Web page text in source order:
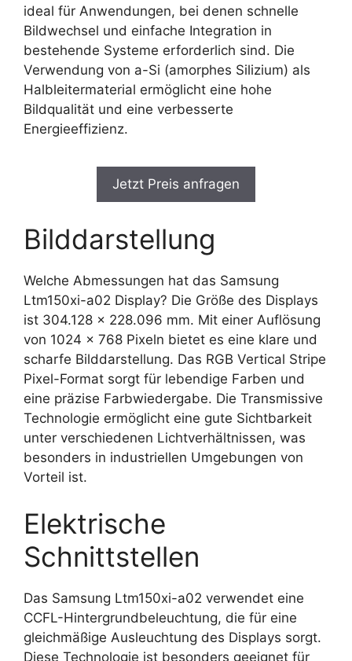
ideal für Anwendungen, bei denen schnelle
Bildwechsel und einfache Integration in
bestehende Systeme erforderlich sind. Die
Verwendung von a-Si (amorphes Silizium) als
Halbleitermaterial ermöglicht eine hohe
Bildqualität und eine verbesserte
Energieeffizienz.
Jetzt Preis anfragen
Bilddarstellung
Welche Abmessungen hat das Samsung
Ltm150xi-a02 Display? Die Größe des Displays
ist 304.128 x 228.096 mm. Mit einer Auflösung
von 1024 x 768 Pixeln bietet es eine klare und
scharfe Bilddarstellung. Das RGB Vertical Stripe
Pixel-Format sorgt für lebendige Farben und
eine präzise Farbwiedergabe. Die Transmissive
Technologie ermöglicht eine gute Sichtbarkeit
unter verschiedenen Lichtverhältnissen, was
besonders in industriellen Umgebungen von
Vorteil ist.
Elektrische
Schnittstellen
Das Samsung Ltm150xi-a02 verwendet eine
CCFL-Hintergrundbeleuchtung, die für eine
gleichmäßige Ausleuchtung des Displays sorgt.
Diese Technologie ist besonders geeignet für